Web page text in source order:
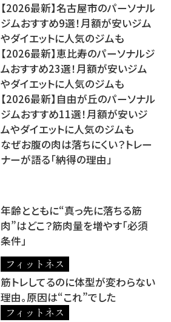
【2026最新】名古屋市のパーソナル
ジムおすすめ9選！月額が安いジム
やダイエットに人気のジムも
【2026最新】恵比寿のパーソナルジ
ムおすすめ23選！月額が安いジム
やダイエットに人気のジムも
【2026最新】自由が丘のパーソナル
ジムおすすめ11選！月額が安いジ
ムやダイエットに人気のジムも
なぜお腹の肉は落ちにくい？トレー
ナーが語る「納得の理由」
年齢とともに“真っ先に落ちる筋
肉”はどこ？筋肉量を増やす「必須
条件」
フィットネス
筋トレしてるのに体型が変わらない
理由。原因は“これ”でした
フィットネス